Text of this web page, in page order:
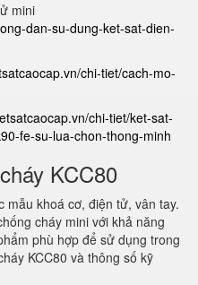
mini
dan-su-dung-ket-sat-dien-
chi-tiet/cach-mo-
chi-tiet/ket-sat-
fe-su-lua-chon-thong-minh
KCC80
mẫu khoá cơ, điện tử, vân tay.
cháy mini với khả năng
phù hợp để sử dụng trong
KCC80 và thông số kỹ